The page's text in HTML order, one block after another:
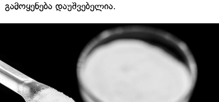
გამოყენება დაუშვებელია.